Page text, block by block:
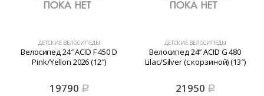
ДЕТСКИЕ ВЕЛОСИПЕДЫ
Велосипед 24″ ACID F 450 D
Pink/Yellon 2026 (12″)
19790 Р
ДЕТСКИЕ ВЕЛОСИПЕДЫ
Велосипед 24″ ACID G 480
Lilac/Silver (с корзиной) (13″)
21950 Р